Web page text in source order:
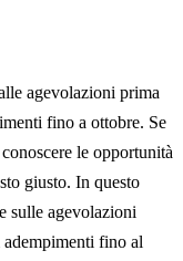
agevolazioni prima
fino a ottobre. Se
le opportunità
giusto. In questo
sulle agevolazioni
adempimenti fino al